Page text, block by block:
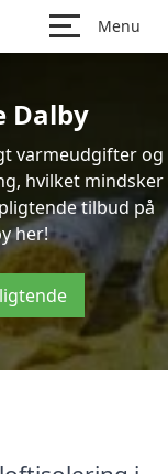
Menu
Dalby
varmeudgifter og
hvilket mindsker
tilbud på
her!